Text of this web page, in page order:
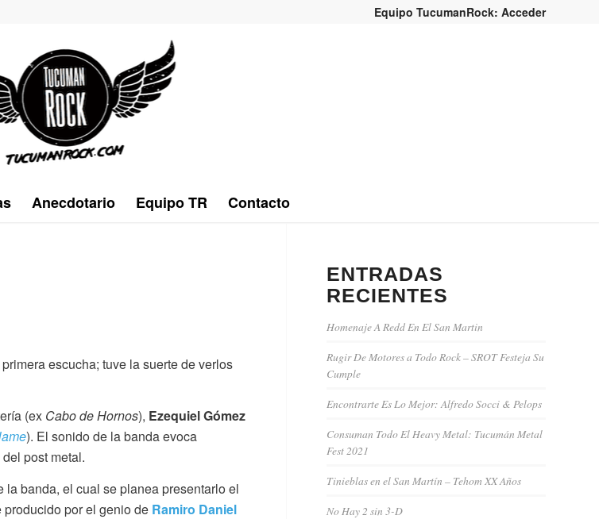
Equipo TucumanRock: Acceder
Anecdotario Equipo TR Contacto
escucha; tuve la suerte de verlos
(ex Cabo de Hornos), Ezequiel Gómez
). El sonido de la banda evoca
post metal.
banda, el cual se planea presentarlo el
por el genio de Ramiro Daniel
ENTRADAS
RECIENTES
Homenaje A Redd En El San Martin
Rugir De Motores a Todo Rock – SROT Festeja Su
Cumple
Encontrarte Es Lo Mejor: Alfredo Socci & Pelops
Consuman Todo El Heavy Metal: Tucumán Metal
Fest 2021
Tinieblas en el San Martín – Tehom XX Años
No Hay 2 sin 3-D